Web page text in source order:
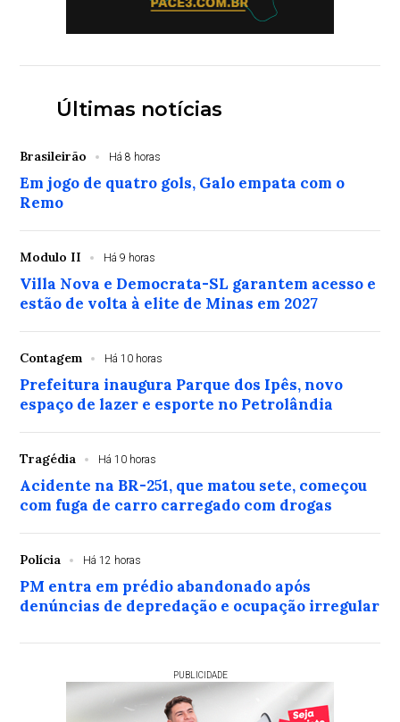
Últimas notícias
Brasileirão Há 8 horas
Em jogo de quatro gols, Galo empata com o
Remo
Modulo II Há 9 horas
Villa Nova e Democrata-SL garantem acesso e
estão de volta à elite de Minas em 2027
Contagem Há 10 horas
Prefeitura inaugura Parque dos Ipês, novo
espaço de lazer e esporte no Petrolândia
Tragédia Há 10 horas
Acidente na BR-251, que matou sete, começou
com fuga de carro carregado com drogas
Polícia Há 12 horas
PM entra em prédio abandonado após
denúncias de depredação e ocupação irregular
PUBLICIDADE